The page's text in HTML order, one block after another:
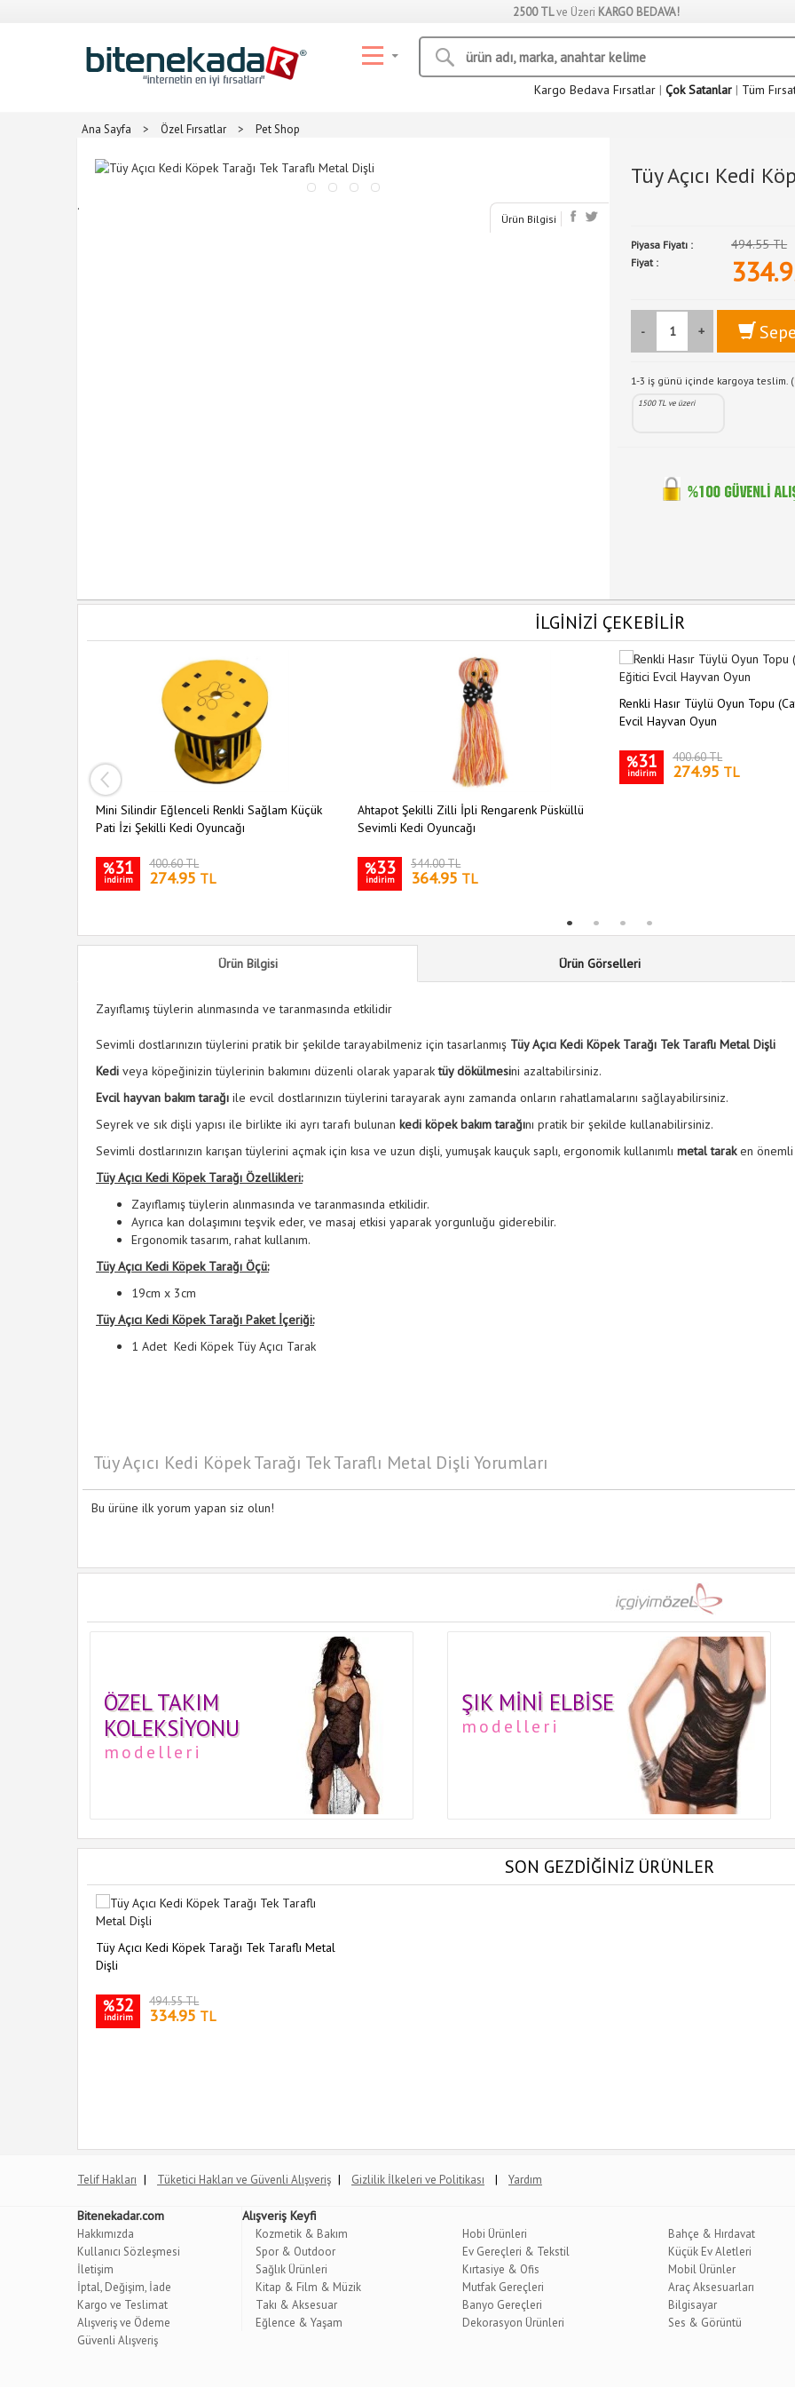
2500 TLve Üzeri KARGO BEDAVA!
Kargo Bedava Fırsatlar | Çok Satanlar | Tüm
Ana Sayfa > Özel Fırsatlar > Pet Shop
.
Ürün Bilgisi
Tüy Açıcı Kedi
Piyasa Fiyatı : 494.55 TL
Fiyat :
- +
1-3 iş günü içinde kargoya teslim.
1500 TL ve üzeri
İLGİNİZİ ÇEKEBİLİR
Mini Silindir Eğlenceli Renkli Sağlam Küçük
Pati İzi Şekilli Kedi Oyuncağı
%31
indirim
400.60 TL
274.95 TL
Ahtapot Şekilli Zilli İpli Rengarenk Püsküllü
Sevimli Kedi Oyuncağı
%33
indirim
544.00 TL
364.95 TL
Renkli Hasır Tüylü Oyun Topu
Evcil Hayvan Oyun
%31
indirim
400.60 TL
274.95 TL
Ürün Bilgisi Ürün Görselleri
Zayıflamış tüylerin alınmasında ve taranmasında etkilidir
Sevimli dostlarınızın tüylerini pratik bir şekilde tarayabilmeniz için tasarlanmış Tüy Açıcı Kedi Köpek Tarağı Tek Taraflı Metal Dişli
Kedi veya köpeğinizin tüylerinin bakımını düzenli olarak yaparaktüy dökülmesini azaltabilirsiniz.
Evcil hayvan bakım tarağı ile evcil dostlarınızın tüylerini tarayarak aynı zamanda onların rahatlamalarını sağlayabilirsiniz.
Seyrek ve sık dişli yapısı ile birlikte iki ayrı tarafı bulunan kedi köpek bakım tarağını pratik bir şekilde kullanabilirsiniz.
Sevimli dostlarınızın karışan tüylerini açmak için kısa ve uzun dişli, yumuşak kauçuk saplı, ergonomik kullanımlı metal taraken önemli
Tüy Açıcı Kedi Köpek Tarağı Özellikleri:
Zayıflamış tüylerin alınmasında ve taranmasında etkilidir.
Ayrıca kan dolaşımını teşvik eder, ve masaj etkisi yaparak yorgunluğu giderebilir.
Ergonomik tasarım, rahat kullanım.
Tüy Açıcı Kedi Köpek Tarağı Öçü:
19cm x 3cm
Tüy Açıcı Kedi Köpek Tarağı Paket İçeriği:
1 Adet Kedi Köpek Tüy Açıcı Tarak
Tüy Açıcı Kedi Köpek Tarağı Tek Taraflı Metal Dişli Yorumları
Bu ürüne ilk yorum yapan siz olun!
ÖZEL TAKIM
KOLEKSIYONU
modelleri
ŞIK MINI ELBISE
modelleri
SON GEZDİĞİNİZ ÜRÜNLER
Tüy Açıcı Kedi Köpek Tarağı Tek Taraflı Metal
Dişli
%32
indirim
494.55 TL
334.95 TL
Telif Hakları | Tüketici Hakları ve Güvenli Alışveriş | Gizlilik İlkeleri ve Politikası | Yardım
Bitenekadar.com
Hakkımızda
Kullanıcı Sözleşmesi
İletişim
İptal, Değişim, İade
Kargo ve Teslimat
Alışveriş ve Ödeme
Güvenli Alışveriş
Alışveriş Keyfi
Kozmetik & Bakım
Spor & Outdoor
Sağlık Ürünleri
Kitap & Film & Müzik
Takı & Aksesuar
Eğlence & Yaşam
Hobi Ürünleri
Ev Gereçleri & Tekstil
Kırtasiye & Ofis
Mutfak Gereçleri
Banyo Gereçleri
Dekorasyon Ürünleri
Bahçe & Hırdavat
Küçük Ev Aletleri
Mobil Ürünler
Araç Aksesuarları
Bilgisayar
Ses & Görüntü